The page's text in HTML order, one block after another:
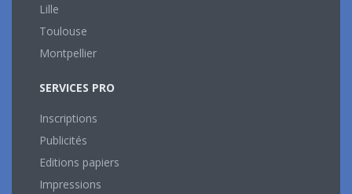
Lille
Toulouse
Montpellier
SERVICES PRO
Inscriptions
Publicités
Editions papiers
Impressions